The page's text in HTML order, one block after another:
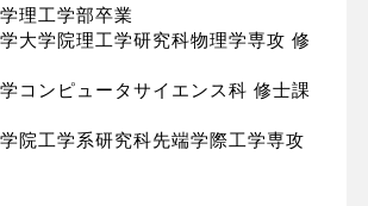
理工学部卒業
大学院理工学研究科物理学専攻 修
コンピュータサイエンス科 修士課
院工学系研究科先端学際工学専攻